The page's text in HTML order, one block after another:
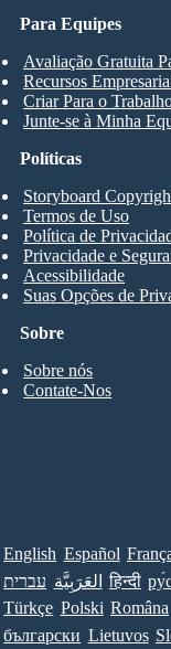
Para Equipes
Avaliação Gratuita
Recursos
Criar Para o
Junte-se à Minha
Sobre
Sobre nós
Contate-Nos
Políticas
Storyboard
Termos de Uso
Política de
Privacidade e
Acessibilidade
Suas Opções de
English Español
עברית العَرَبِيَّة हिन्दी
Türkçe Polski Româna
български Lietuvos